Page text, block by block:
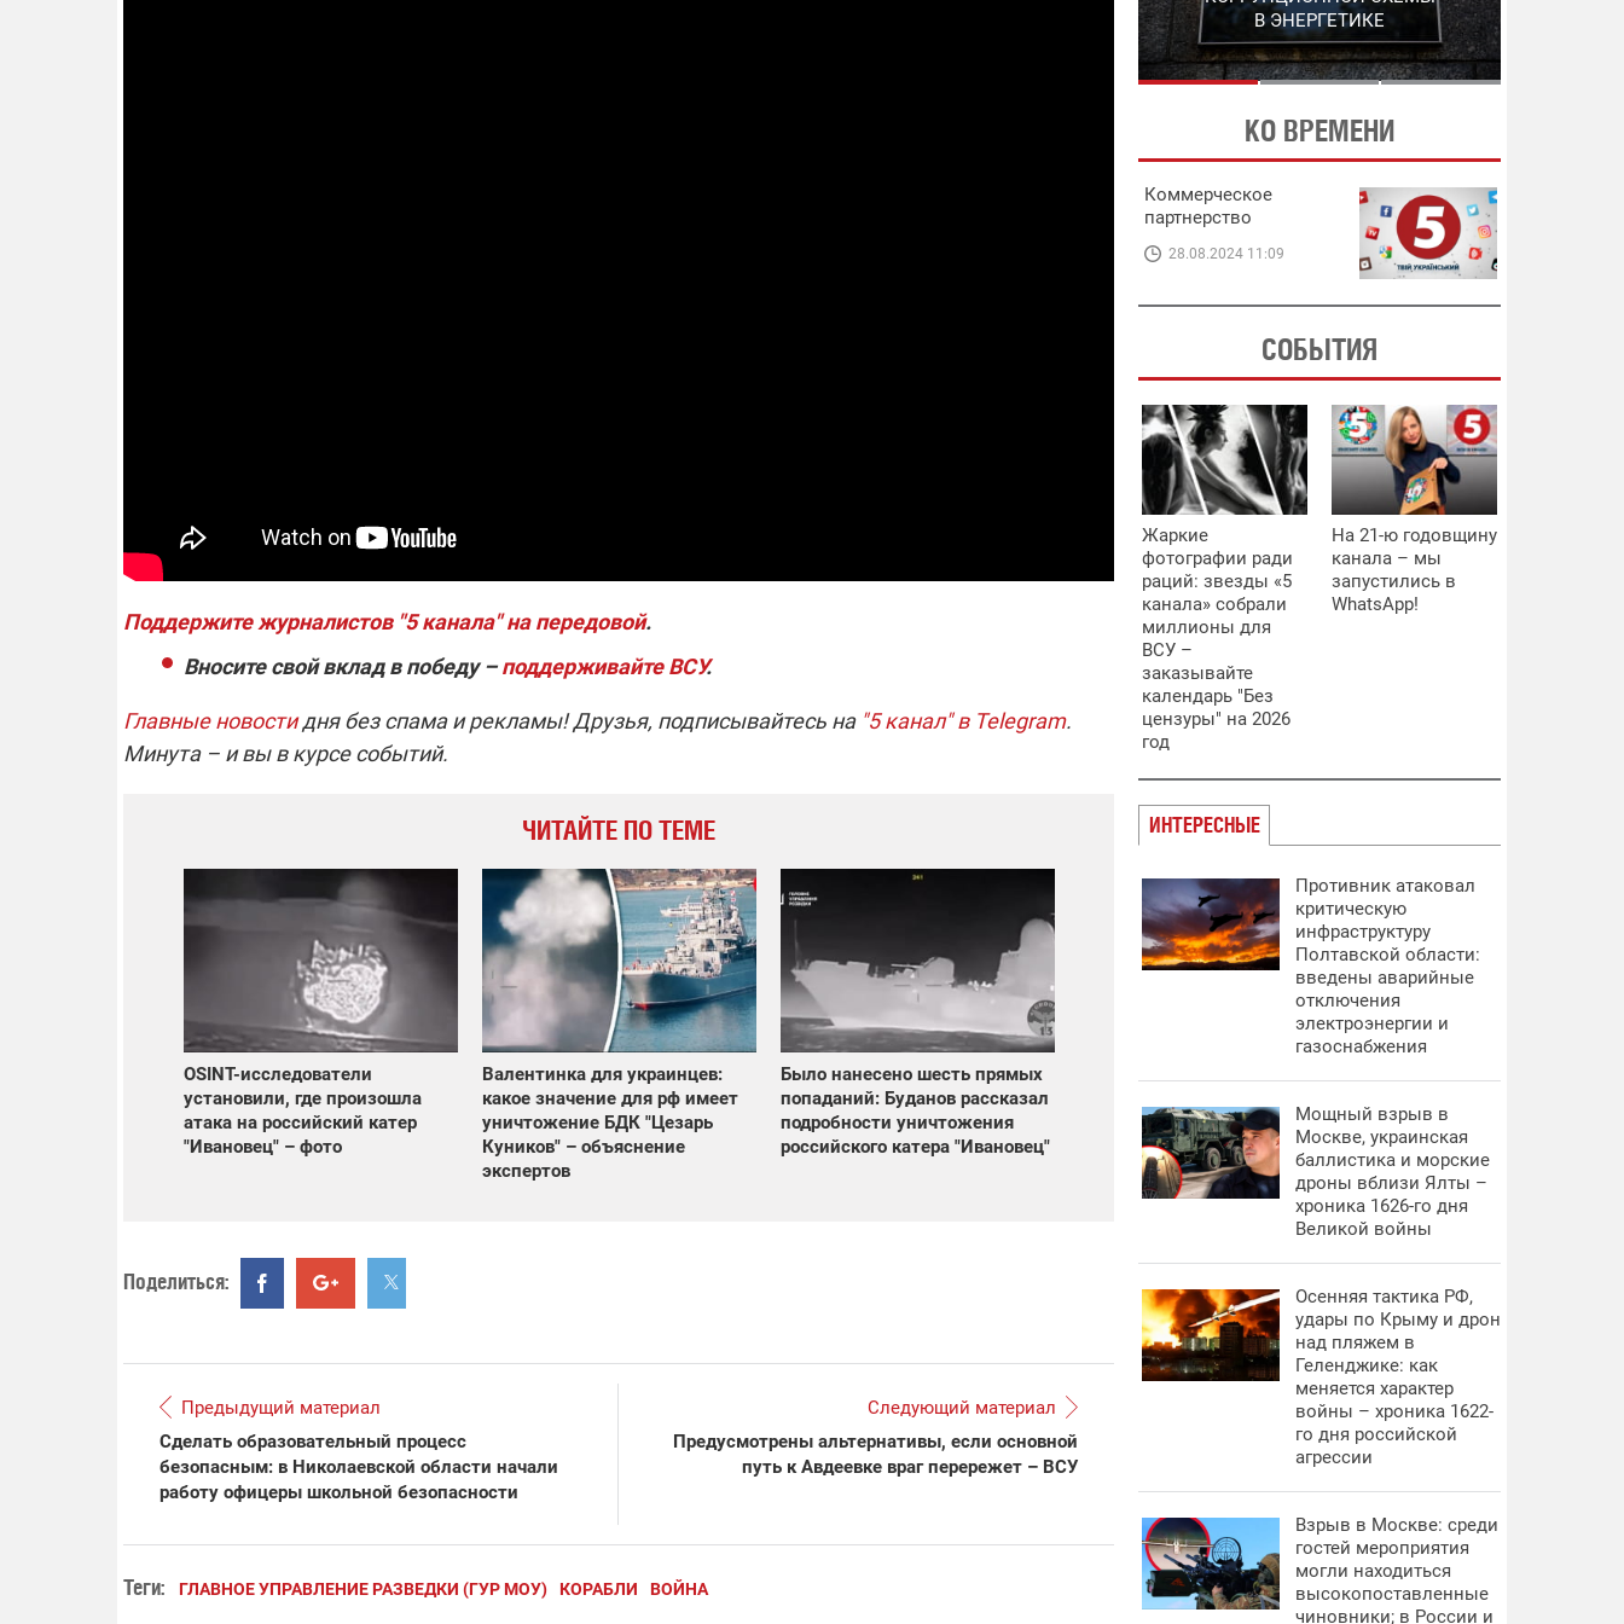
Поддержите журналистов "5 канала" на передовой.
Вносите свой вклад в победу –поддерживайте ВСУ.
Главные новостидня без спама и рекламы! Друзья, подписывайтесь на "5 канал" в Telegram.
Минута – и вы в курсе событий.
ЧИТАЙТЕ ПО ТЕМЕ
OSINT-исследователи
установили, где произошла
атака на российский катер
"Ивановец" – фото
Валентинка для украинцев:
какое значение для рф имеет
уничтожение БДК "Цезарь
Куников" – объяснение
экспертов
Было нанесено шесть прямых
попаданий: Буданов рассказал
подробности уничтожения
российского катера "Ивановец"
Поделиться:
Предыдущий материал
Сделать образовательный процесс
безопасным: в Николаевской области начали
работу офицеры школьной безопасности
Следующий материал
Предусмотрены альтернативы, если основной
путь к Авдеевке враг перережет – ВСУ
Теги: ГЛАВНОЕ УПРАВЛЕНИЕ РАЗВЕДКИ (ГУР МОУ) КОРАБЛИ ВОЙНА
В ЭНЕРГЕТИКЕ
ЭНЕРГЕТИКЕ
КО ВРЕМЕНИ
Коммерческое
партнерство
28.08.2024 11:09
СОБЫТИЯ
Жаркие
фотографии ради
раций: звезды «5
канала» собрали
миллионы для
ВСУ –
заказывайте
календарь "Без
цензуры" на 2026
год
На 21-ю годовщину
канала – мы
запустились в
WhatsApp!
ИНТЕРЕСНЫЕ
Противник атаковал
критическую
инфраструктуру
Полтавской области:
введены аварийные
отключения
электроэнергии и
газоснабжения
Мощный взрыв в
Москве, украинская
баллистика и морские
дроны вблизи Ялты –
хроника 1626-го дня
Великой войны
Осенняя тактика РФ,
удары по Крыму и дрон
над пляжем в
Геленджике: как
меняется характер
войны – хроника 1622-
го дня российской
агрессии
Взрыв в Москве: среди
гостей мероприятия
могли находиться
высокопоставленные
чиновники; в России и